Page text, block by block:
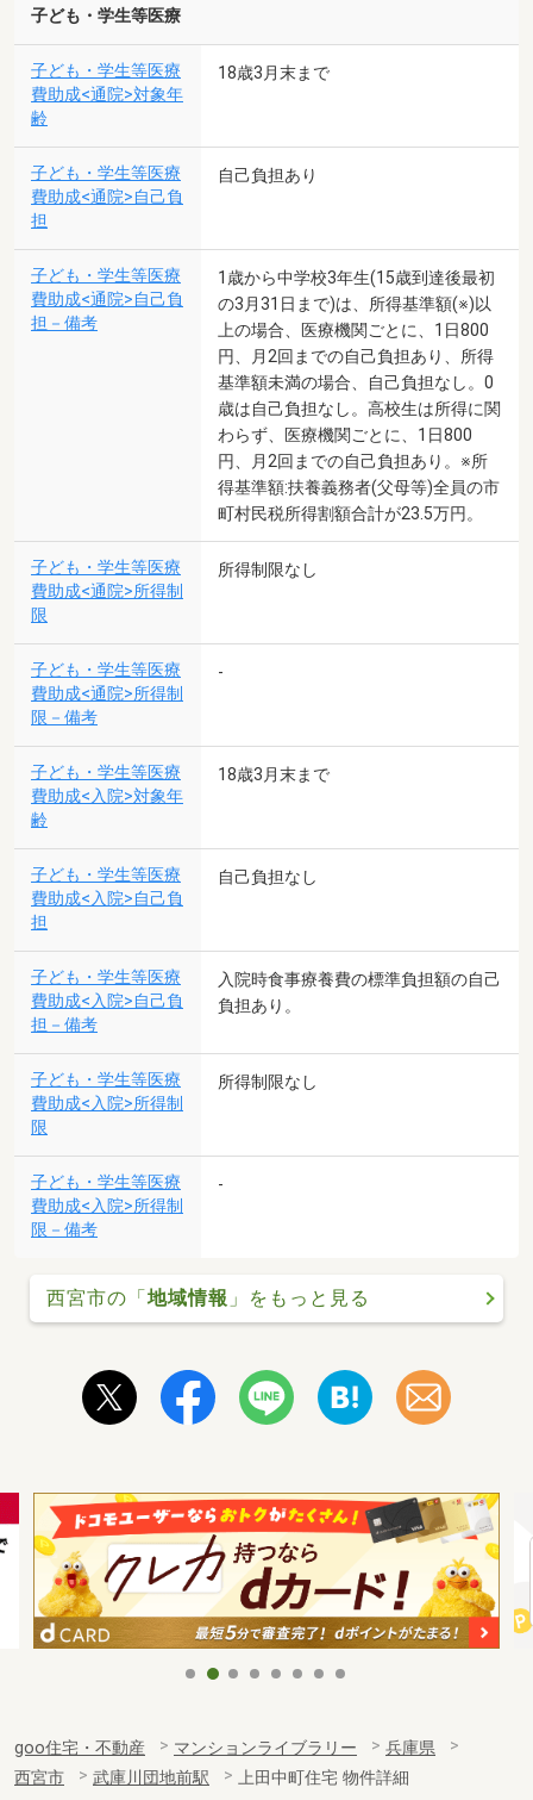
子ども・学生等医療
子ども・学生等医療
費助成<通院>対象年
齢
18歳3月末まで
子ども・学生等医療
費助成<通院>自己負
担
自己負担あり
子ども・学生等医療
費助成<通院>自己負
担－備考
1歳から中学校3年生(15歳到達後最初
の3月31日まで)は、所得基準額(※)以
上の場合、医療機関ごとに、1日800
円、月2回までの自己負担あり、所得
基準額未満の場合、自己負担なし。0
歳は自己負担なし。高校生は所得に関
わらず、医療機関ごとに、1日800
円、月2回までの自己負担あり。※所
得基準額:扶養義務者(父母等)全員の市
町村民税所得割額合計が23.5万円。
子ども・学生等医療
費助成<通院>所得制
限
所得制限なし
子ども・学生等医療
費助成<通院>所得制
限－備考
-
子ども・学生等医療
費助成<入院>対象年
齢
18歳3月末まで
子ども・学生等医療
費助成<入院>自己負
担
自己負担なし
子ども・学生等医療
費助成<入院>自己負
担－備考
入院時食事療養費の標準負担額の自己
負担あり。
子ども・学生等医療
費助成<入院>所得制
限
所得制限なし
子ども・学生等医療
費助成<入院>所得制
限－備考
-
西宮市の「地域情報 」をもっと見る
goo住宅・不動産 マンションライブラリー
兵庫県
西宮市
武庫川団地前駅 上田中町住宅 物件詳細